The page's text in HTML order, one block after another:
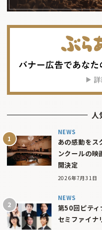
人
NEWS
あの感動をス
ンクールの
開決定
2026年7月31日
NEWS
第50回ピティ
セミファイナ